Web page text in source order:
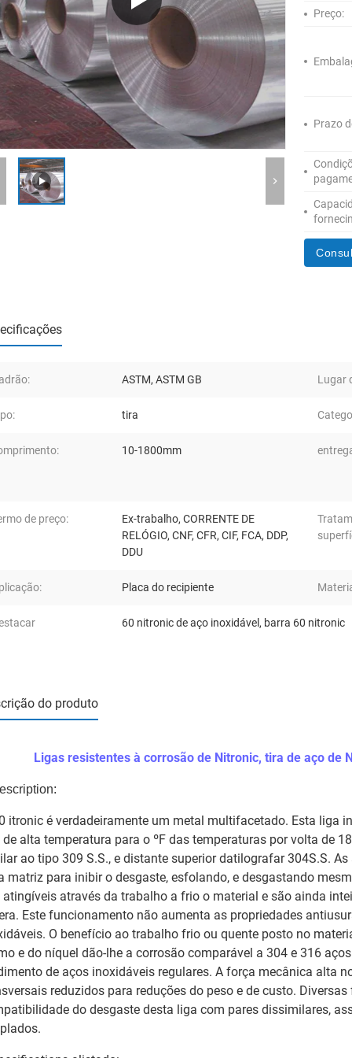
Preço:
Prazo
ASTM, ASTM GB Lugar
tira
10-1800mm
de preço:
Ex-trabalho, CORRENTE DE
RELÓGIO, CNF, CFR, CIF, FCA, DDP,
DDU
Placa do recipiente
60 nitronic de aço inoxidável , barra 60 nitronic
do produto
Ligas resistentes à corrosão de Nitronic, tira de aço de
itronic é verdadeiramente um metal multifacetado. Esta liga
alta temperatura para o ºF das temperaturas por volta de
ao tipo 309 S.S., e distante superior datilografar 304S.S.
matriz para inibir o desgaste, esfolando, e desgastando
atingíveis através da trabalho a frio o material e são ainda
Este funcionamento não aumenta as propriedades
O benefício ao trabalho frio ou quente posto no
e do níquel dão-lhe a corrosão comparável a 304 e 316
de aços inoxidáveis regulares. A força mecânica alta
reduzidos para reduções do peso e de custo.
do desgaste desta liga com pares dissimilares,